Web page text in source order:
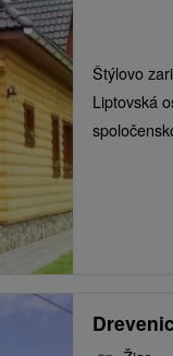
Štýlovo
Liptovská